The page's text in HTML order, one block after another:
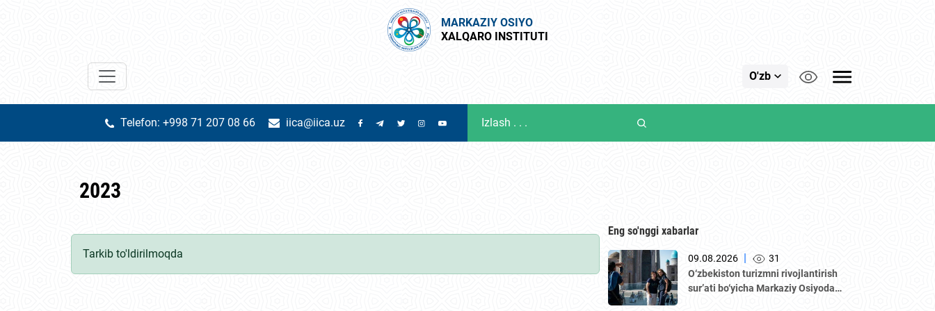
MARKAZIY OSIYO
XALQARO INSTITUTI
O'zb
Telefon: +998 71 207 08 66 iica@iica.uz
2023
Tarkib to'ldirilmoqda
Eng so'nggi xabarlar
09.08.2026 |
31
O‘zbekiston turizmni rivojlantirish
sur’ati bo‘yicha Markaziy Osiyoda